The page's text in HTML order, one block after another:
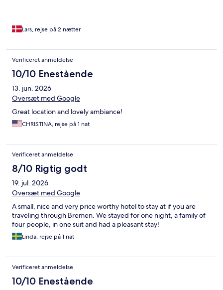
Lars, rejse på 2 nætter
Verificeret anmeldelse
10/10 Enestående
13. jun. 2026
Oversæt med Google
Great location and lovely ambiance!
CHRISTINA, rejse på 1 nat
Verificeret anmeldelse
8/10 Rigtig godt
19. jul. 2026
Oversæt med Google
A small, nice and very price worthy hotel to stay at if you are
traveling through Bremen. We stayed for one night, a family of
four people, in one suit and had a pleasant stay!
Linda, rejse på 1 nat
Verificeret anmeldelse
10/10 Enestående